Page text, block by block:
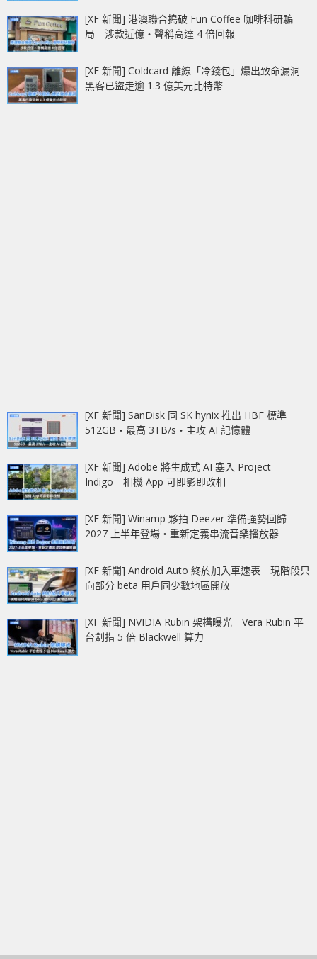
[XF 新聞] 港澳聯合搗破 Fun Coffee 咖啡科研騙
局 涉款近億‧聲稱高達 4 倍回報
[XF 新聞] Coldcard 離線「冷錢包」爆出致命漏洞
黑客已盜走逾 1.3 億美元比特幣
[XF 新聞] SanDisk 同 SK hynix 推出 HBF 標準
512GB‧最高 3TB/s‧主攻 AI 記憶體
[XF 新聞] Adobe 將生成式 AI 塞入 Project
Indigo 相機 App 可即影即改相
[XF 新聞] Winamp 夥拍 Deezer 準備強勢回歸
2027 上半年登場‧重新定義串流音樂播放器
[XF 新聞] Android Auto 終於加入車速表 現階段只
向部分 beta 用戶同少數地區開放
[XF 新聞] NVIDIA Rubin 架構曝光 Vera Rubin 平
台劍指 5 倍 Blackwell 算力